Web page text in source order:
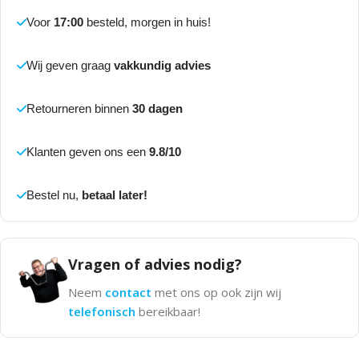
Voor 17:00 besteld, morgen in huis!
Wij geven graag vakkundig advies
Retourneren binnen 30 dagen
Klanten geven ons een 9.8/10
Bestel nu, betaal later!
Vragen of advies nodig?
Neem contact met ons op ook zijn wij
telefonisch bereikbaar!